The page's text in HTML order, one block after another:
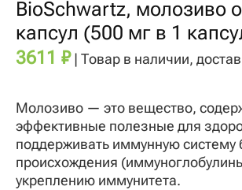
BioSchwartz, молозиво
капсул (500 мг в 1
3611 ₽ | Товар в наличии,
Молозиво — это вещество,
эффективные полезные для
поддерживать иммунную систему
происхождения
укреплению иммунитета.
в
капсуле)